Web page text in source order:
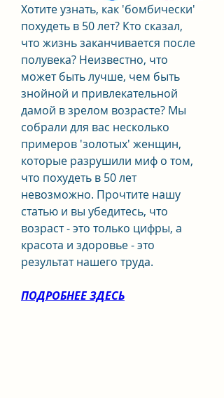
Хотите узнать, как 'бомбически'
похудеть в 50 лет? Кто сказал,
что жизнь заканчивается после
полувека? Неизвестно, что
может быть лучше, чем быть
знойной и привлекательной
дамой в зрелом возрасте? Мы
собрали для вас несколько
примеров 'золотых' женщин,
которые разрушили миф о том,
что похудеть в 50 лет
невозможно. Прочтите нашу
статью и вы убедитесь, что
возраст - это только цифры, а
красота и здоровье - это
результат нашего труда.
ПОДРОБНЕЕ ЗДЕСЬ